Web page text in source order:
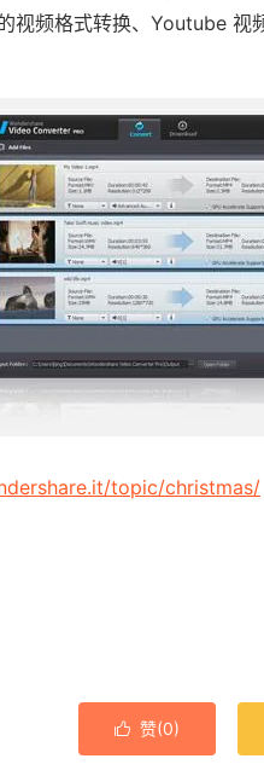
视频格式转换、Youtube 视
topic/christmas/
 赞(0)